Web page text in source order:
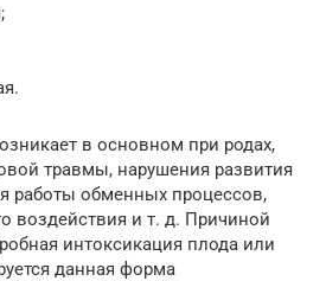
в основном при родах,
травмы, нарушения развития
работы обменных процессов,
воздействия и т. д. Причиной
интоксикация плода или
данная форма